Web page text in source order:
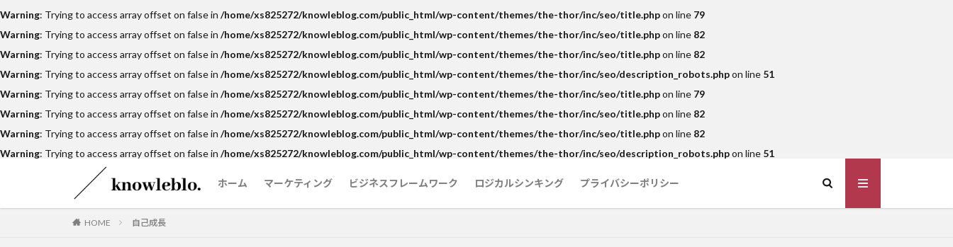
Warning: Trying to access array offset on false in /home/xs825272/knowleblog.com/public_html/wp-content/themes/the-thor/inc/seo/title.phpon line 79
Warning: Trying to access array offset on false in /home/xs825272/knowleblog.com/public_html/wp-content/themes/the-thor/inc/seo/title.phpon line 82
Warning: Trying to access array offset on false in /home/xs825272/knowleblog.com/public_html/wp-content/themes/the-thor/inc/seo/title.phpon line 82
Warning: Trying to access array offset on false in /home/xs825272/knowleblog.com/public_html/wp-content/themes/the-thor/inc/seo/description_robots.phpon line 51
Warning: Trying to access array offset on false in /home/xs825272/knowleblog.com/public_html/wp-content/themes/the-thor/inc/seo/title.phpon line 79
Warning: Trying to access array offset on false in /home/xs825272/knowleblog.com/public_html/wp-content/themes/the-thor/inc/seo/title.phpon line 82
Warning: Trying to access array offset on false in /home/xs825272/knowleblog.com/public_html/wp-content/themes/the-thor/inc/seo/title.phpon line 82
Warning: Trying to access array offset on false in /home/xs825272/knowleblog.com/public_html/wp-content/themes/the-thor/inc/seo/description_robots.phpon line 51
ホーム マーケティング ビジネスフレームワーク ロジカルシンキング プライバシーポリシー
HOME 自己成長